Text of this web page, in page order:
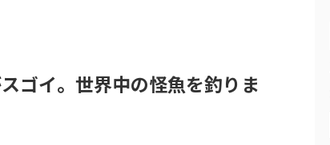
ゴイ。世界中の怪魚を釣りま